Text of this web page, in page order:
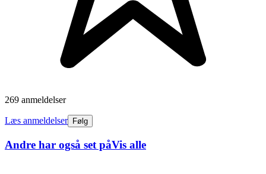
269 anmeldelser
Læs anmeldelser Følg
Andre har også set påVis alle